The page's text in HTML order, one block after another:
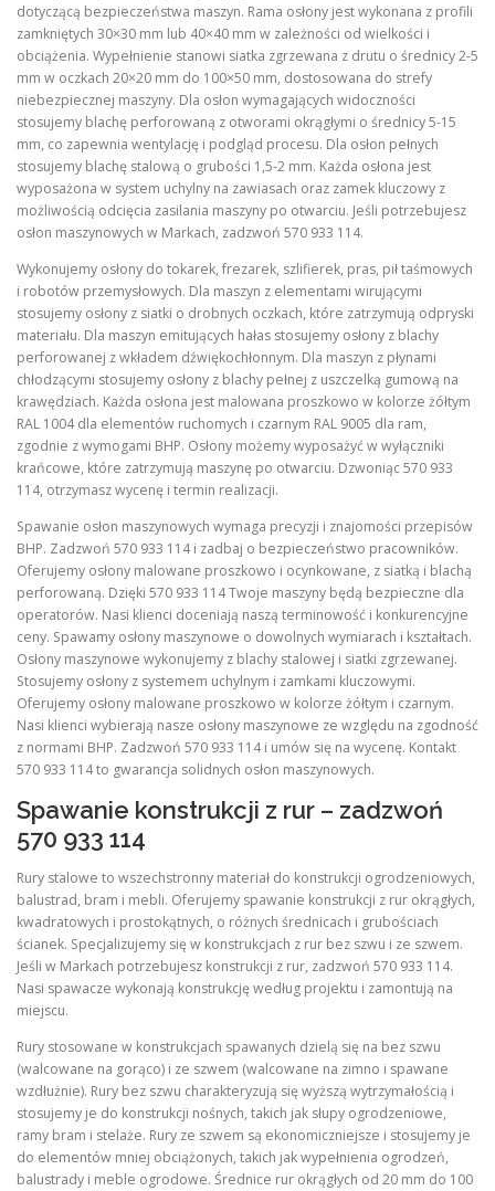
dotyczącą bezpieczeństwa maszyn. Rama osłony jest wykonana z profili
zamkniętych 30×30 mm lub 40×40 mm w zależności od wielkości i
obciążenia. Wypełnienie stanowi siatka zgrzewana z drutu o średnicy 2-5
mm w oczkach 20×20 mm do 100×50 mm, dostosowana do strefy
niebezpiecznej maszyny. Dla osłon wymagających widoczności
stosujemy blachę perforowaną z otworami okrągłymi o średnicy 5-15
mm, co zapewnia wentylację i podgląd procesu. Dla osłon pełnych
stosujemy blachę stalową o grubości 1,5-2 mm. Każda osłona jest
wyposażona w system uchylny na zawiasach oraz zamek kluczowy z
możliwością odcięcia zasilania maszyny po otwarciu. Jeśli potrzebujesz
osłon maszynowych w Markach, zadzwoń 570 933 114.
Wykonujemy osłony do tokarek, frezarek, szlifierek, pras, pił taśmowych
i robotów przemysłowych. Dla maszyn z elementami wirującymi
stosujemy osłony z siatki o drobnych oczkach, które zatrzymują odpryski
materiału. Dla maszyn emitujących hałas stosujemy osłony z blachy
perforowanej z wkładem dźwiękochłonnym. Dla maszyn z płynami
chłodzącymi stosujemy osłony z blachy pełnej z uszczelką gumową na
krawędziach. Każda osłona jest malowana proszkowo w kolorze żółtym
RAL 1004 dla elementów ruchomych i czarnym RAL 9005 dla ram,
zgodnie z wymogami BHP. Osłony możemy wyposażyć w wyłączniki
krańcowe, które zatrzymują maszynę po otwarciu. Dzwoniąc 570 933
114, otrzymasz wycenę i termin realizacji.
Spawanie osłon maszynowych wymaga precyzji i znajomości przepisów
BHP. Zadzwoń 570 933 114 i zadbaj o bezpieczeństwo pracowników.
Oferujemy osłony malowane proszkowo i ocynkowane, z siatką i blachą
perforowaną. Dzięki 570 933 114 Twoje maszyny będą bezpieczne dla
operatorów. Nasi klienci doceniają naszą terminowość i konkurencyjne
ceny. Spawamy osłony maszynowe o dowolnych wymiarach i kształtach.
Osłony maszynowe wykonujemy z blachy stalowej i siatki zgrzewanej.
Stosujemy osłony z systemem uchylnym i zamkami kluczowymi.
Oferujemy osłony malowane proszkowo w kolorze żółtym i czarnym.
Nasi klienci wybierają nasze osłony maszynowe ze względu na zgodność
z normami BHP. Zadzwoń 570 933 114 i umów się na wycenę. Kontakt
570 933 114 to gwarancja solidnych osłon maszynowych.
Spawanie konstrukcji z rur – zadzwoń
570 933 114
Rury stalowe to wszechstronny materiał do konstrukcji ogrodzeniowych,
balustrad, bram i mebli. Oferujemy spawanie konstrukcji z rur okrągłych,
kwadratowych i prostokątnych, o różnych średnicach i grubościach
ścianek. Specjalizujemy się w konstrukcjach z rur bez szwu i ze szwem.
Jeśli w Markach potrzebujesz konstrukcji z rur, zadzwoń 570 933 114.
Nasi spawacze wykonają konstrukcję według projektu i zamontują na
miejscu.
Rury stosowane w konstrukcjach spawanych dzielą się na bez szwu
(walcowane na gorąco) i ze szwem (walcowane na zimno i spawane
wzdłużnie). Rury bez szwu charakteryzują się wyższą wytrzymałością i
stosujemy je do konstrukcji nośnych, takich jak słupy ogrodzeniowe,
ramy bram i stelaże. Rury ze szwem są ekonomiczniejsze i stosujemy je
do elementów mniej obciążonych, takich jak wypełnienia ogrodzeń,
balustrady i meble ogrodowe. Średnice rur okrągłych od 20 mm do 100